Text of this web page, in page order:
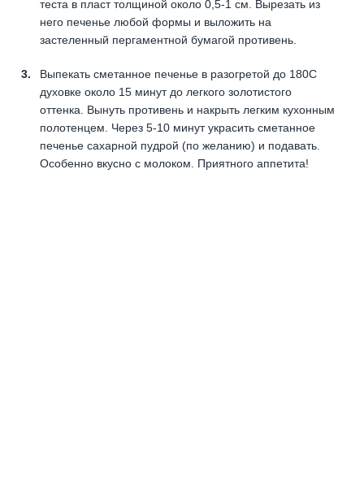
теста в пласт толщиной около 0,5-1 см. Вырезать из
него печенье любой формы и выложить на
застеленный пергаментной бумагой противень.
Выпекать сметанное печенье в разогретой до 180С
духовке около 15 минут до легкого золотистого
оттенка. Вынуть противень и накрыть легким кухонным
полотенцем. Через 5-10 минут украсить сметанное
печенье сахарной пудрой (по желанию) и подавать.
Особенно вкусно с молоком. Приятного аппетита!